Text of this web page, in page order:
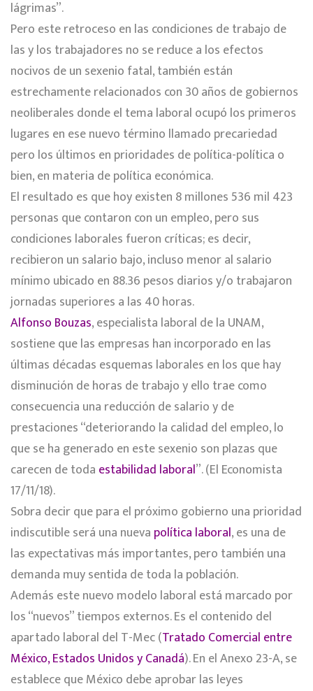
lágrimas”.
Pero este retroceso en las condiciones de trabajo de
las y los trabajadores no se reduce a los efectos
nocivos de un sexenio fatal, también están
estrechamente relacionados con 30 años de gobiernos
neoliberales donde el tema laboral ocupó los primeros
lugares en ese nuevo término llamado precariedad
pero los últimos en prioridades de política-política o
bien, en materia de política económica.
El resultado es que hoy existen 8 millones 536 mil 423
personas que contaron con un empleo, pero sus
condiciones laborales fueron críticas; es decir,
recibieron un salario bajo, incluso menor al salario
mínimo ubicado en 88.36 pesos diarios y/o trabajaron
jornadas superiores a las 40 horas.
Alfonso Bouzas, especialista laboral de la UNAM,
sostiene que las empresas han incorporado en las
últimas décadas esquemas laborales en los que hay
disminución de horas de trabajo y ello trae como
consecuencia una reducción de salario y de
prestaciones “deteriorando la calidad del empleo, lo
que se ha generado en este sexenio son plazas que
carecen de toda estabilidad laboral”. (El Economista
17/11/18).
Sobra decir que para el próximo gobierno una prioridad
indiscutible será una nueva política laboral, es una de
las expectativas más importantes, pero también una
demanda muy sentida de toda la población.
Además este nuevo modelo laboral está marcado por
los “nuevos” tiempos externos. Es el contenido del
apartado laboral del T-Mec (Tratado Comercial entre
México, Estados Unidos y Canadá). En el Anexo 23-A, se
establece que México debe aprobar las leyes